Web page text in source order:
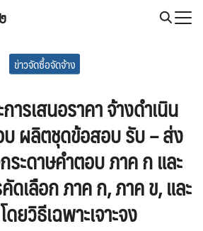
ข่าวจัดซื้อจัดจ้าง
ารเสนอราคา จ้างดำเนิน
ผลิตชุดข้อสอบ รับ – ส่ง
ะดาษคำตอบ ภาค ก และ
ดเลือก ภาค ก, ภาค ข, และ
ยวิธีเฉพาะเจาะจง